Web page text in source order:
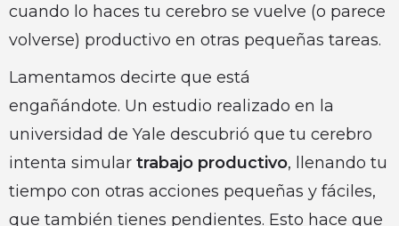
cuando lo haces tu cerebro se vuelve (o parece
volverse) productivo en otras pequeñas tareas.
Lamentamos decirte que está
engañándote. Un estudio realizado en la
universidad de Yale descubrió que tu cerebro
intenta simular trabajo productivo, llenando tu
tiempo con otras acciones pequeñas y fáciles,
que también tienes pendientes. Esto hace que